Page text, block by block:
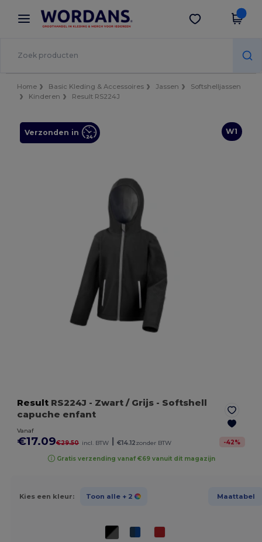
× Wordans-app
Betere prijzen in de app!
Download app
Home Basic Kleding & Accessoires Jassen
Softshelljassen
Kinderen
Result RS224J
W1
Verzonden in
Result RS224J - Zwart / Grijs - Softshell
capuche enfant
Vanaf
€17.09€29.50 incl. BTW | €14.12zonder BTW -42%
Gratis verzending vanaf €69 vanuit dit magazijn
Kies een kleur: Toon alle + 2 Maattabel